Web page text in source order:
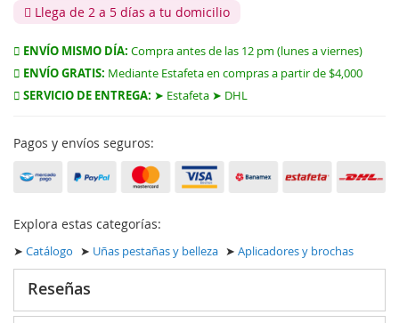
Llega de 2 a 5 días a tu domicilio
ENVÍO MISMO DÍA: Compra antes de las 12 pm (lunes a viernes)
ENVÍO GRATIS: Mediante Estafeta en compras a partir de $4,000
SERVICIO DE ENTREGA: ➤ Estafeta ➤ DHL
Pagos y envíos seguros:
Explora estas categorías:
➤ Catálogo ➤ Uñas pestañas y belleza ➤ Aplicadores y brochas
Reseñas